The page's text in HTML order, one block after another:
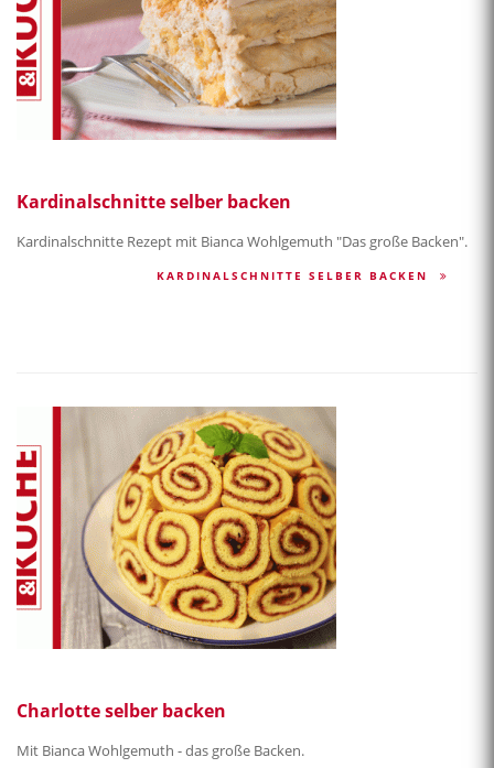
Kardinalschnitte selber backen
Kardinalschnitte Rezept mit Bianca Wohlgemuth "Das große Backen".
KARDINALSCHNITTE SELBER BACKEN
Charlotte selber backen
Mit Bianca Wohlgemuth - das große Backen.